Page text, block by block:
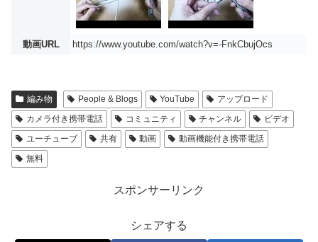
動画URL https://www.youtube.com/watch?v=-FnkCbujOcs
編み物 People & Blogs YouTube
アップロード
カメラ付き携帯電話
コミュニティ チャンネル
ビデオ
ユーチューブ
共有 動画
動画機能付き携帯電話
無料
スポンサーリンク
シェアする